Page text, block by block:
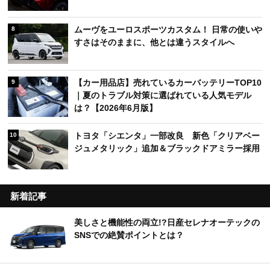
8
ムーヴをユーロスポーツカスタム！ 日常の使いや
すさはそのままに、他とは違うスタイルへ
9
【カー用品店】売れているカーバッテリーTOP10
｜夏のトラブル対策に選ばれている人気モデル
は？【2026年6月版】
10
トヨタ「シエンタ」一部改良 新色「クリアベー
ジュメタリック」追加＆ブラックドアミラー採用
新着記事
美しさと機能性の両立!?日産セレナオーテックの
SNSでの絶賛ポイントとは？